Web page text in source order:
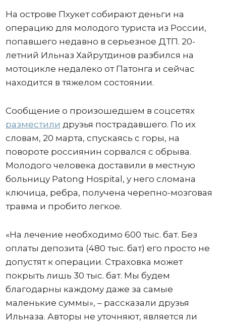
На острове Пхукет собирают деньги на
операцию для молодого туриста из России,
попавшего недавно в серьезное ДТП. 20-
летний Ильназ Хайрутдинов разбился на
мотоцикле недалеко от Патонга и сейчас
находится в тяжелом состоянии.
Сообщение о произошедшем в соцсетях
разместили друзья пострадавшего. По их
словам, 20 марта, спускаясь с горы, на
повороте россиянин сорвался с обрыва.
Молодого человека доставили в местную
больницу Patong Hospital, у него сломана
ключица, ребра, получена черепно-мозговая
травма и пробито легкое.
«На лечение необходимо 600 тыс. бат. Без
оплаты депозита (480 тыс. бат) его просто не
допустят к операции. Страховка может
покрыть лишь 30 тыс. бат. Мы будем
благодарны каждому даже за самые
маленькие суммы», – рассказали друзья
Ильназа. Авторы не уточняют, является ли